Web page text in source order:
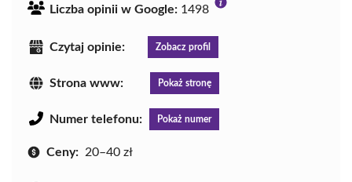
Liczba opinii w Google: 1498
Czytaj opinie: Zobacz profil
Strona www: Pokaż stronę
Numer telefonu: Pokaż numer
Ceny: 20–40 zł